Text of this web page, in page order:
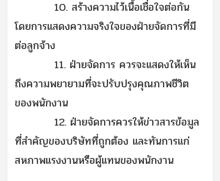
10. สร้างความไว้เนื้อเชื่อใจต่อกัน
โดยการแสดงความจริงใจของฝ่ายจัดการที่มี
ต่อลูกจ้าง
11. ฝ่ายจัดการ ควรจะแสดงให้เห็น
ถึงความพยายามที่จะปรับปรุงคุณภาพชีวิต
ของพนักงาน
12. ฝ่ายจัดการควรให้ข่าวสารข้อมูล
ที่สำคัญของบริษัทที่ถูกต้อง และทันการแก่
สหภาพแรงงานหรือผู้แทนของพนักงาน